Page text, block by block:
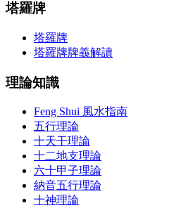
塔羅牌
塔羅牌
塔羅牌牌義解讀
理論知識
Feng Shui 風水指南
五行理論
十天干理論
十二地支理論
六十甲子理論
納音五行理論
十神理論